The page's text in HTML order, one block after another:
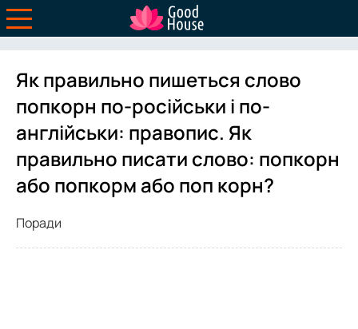
Як правильно пишеться слово
попкорн по-російськи і по-
англійськи: правопис. Як
правильно писати слово: попкорн
або попкорм або поп корн?
Поради